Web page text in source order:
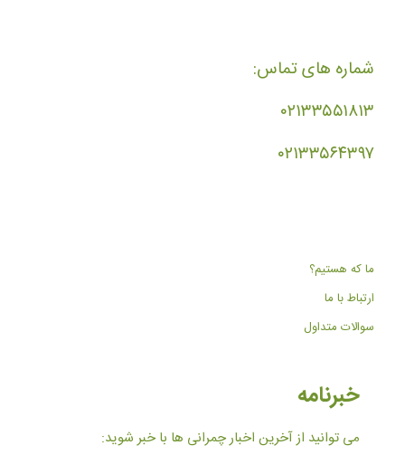
شماره های تماس:
۰۲۱۳۳۵۵۱۸۱۳
۰۲۱۳۳۵۶۴۳۹۷
ما که هستیم؟
ارتباط با ما
سوالات متداول
خبرنامه
می توانید از آخرین اخبار چمرانی ها با خبر شوید: